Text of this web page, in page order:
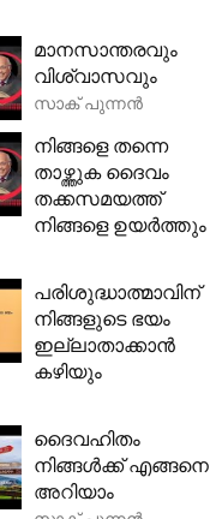
മാനസാന്തരവും
വിശ്വാസവും
സാക് പുന്നൻ
നിങ്ങളെ തന്നെ
താഴ്ത്തുക ദൈവം
തക്കസമയത്ത്
നിങ്ങളെ ഉയർത്തും
പരിശുദ്ധാത്മാവിന്
നിങ്ങളുടെ ഭയം
ഇല്ലാതാക്കാൻ
കഴിയും
ദൈവഹിതം
നിങ്ങൾക്ക് എങ്ങനെ
അറിയാം